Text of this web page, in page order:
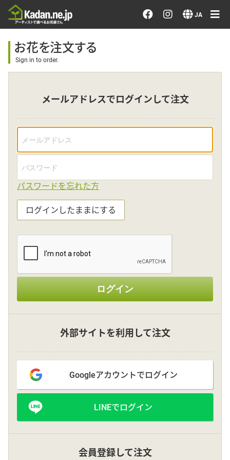
JA
お花を注文する・探す
おまかせ注文
最近のオーダー作品
アーティストで選ぶ
届けたい気持ちで選ぶ
ログイン
花言葉辞典
初めてのお客様
プライバシーポリシー
facebook
お花を注文する
Sign in to order.
メールアドレスでログインして注文
パスワードを忘れた方
ログインしたままにする
ログイン
外部サイトを利用して注文
Googleアカウントでログイン
LINEでログイン
会員登録して注文